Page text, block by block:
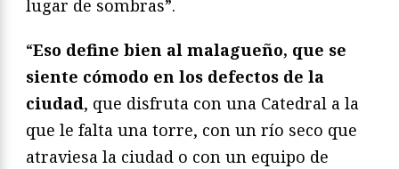
lugar de sombras”.
“Eso define bien al malagueño, que se
siente cómodo en los defectos de la
ciudad, que disfruta con una Catedral a la
que le falta una torre, con un río seco que
atraviesa la ciudad o con un equipo de